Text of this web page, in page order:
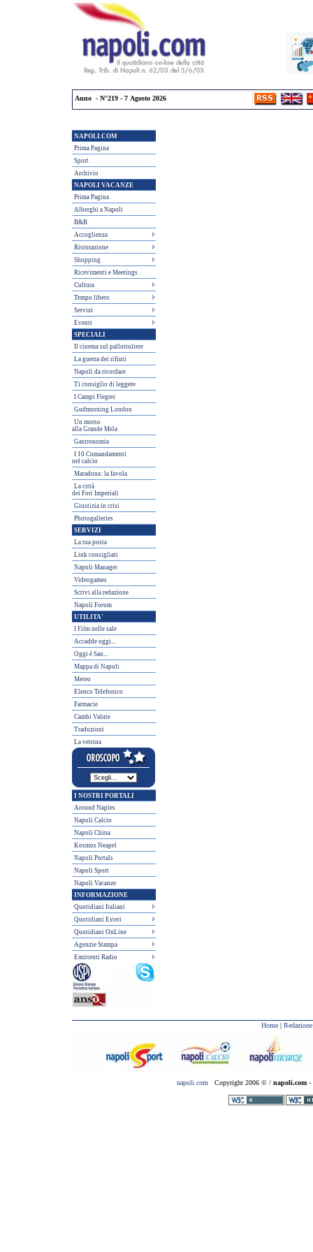
Anno - N°219 - 7 Agosto 2026
NAPOLI.COM
Prima Pagina
Sport
Archivio
NAPOLI VACANZE
Prima Pagina
Alberghi a Napoli
B&B
Accoglienza
Ristorazione
Shopping
Ricevimenti e Meetings
Cultura
Tempo libero
Servizi
Eventi
SPECIALI
Il cinema sul pallottoliere
La guerra dei rifiuti
Napoli da ricordare
Ti consiglio di leggere
I Campi Flegrei
Gudmorning London
Un morso
alla Grande Mela
Gastronomia
I 10 Comandamenti
nel calcio
Maradona: la favola
La città
dei Fori Imperiali
Giustizia in crisi
Photogalleries
SERVIZI
La tua posta
Link consigliati
Napoli Manager
Videogames
Scrivi alla redazione
Napoli Forum
UTILITA'
I Film nelle sale
Accadde oggi...
Oggi è San...
Mappa di Napoli
Meteo
Elenco Telefonico
Farmacie
Cambi Valute
Traduzioni
La vetrina
I NOSTRI PORTALI
Around Naples
Napoli Calcio
Napoli China
Kosmos Neapel
Napoli Portals
Napoli Sport
Napoli Vacanze
INFORMAZIONE
Quotidiani Italiani
Quotidiani Esteri
Quotidiani OnLine
Agenzie Stampa
Emittenti Radio
Home| Redazione
napoli.com Copyright 2006 © / napoli.com-